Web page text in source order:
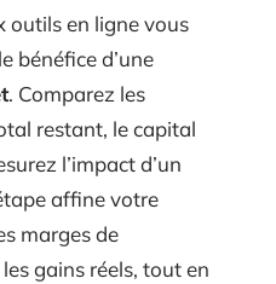
outils en ligne vous
bénéfice d’une
. Comparez les
restant, le capital
l’impact d’un
affine votre
marges de
gains réels, tout en